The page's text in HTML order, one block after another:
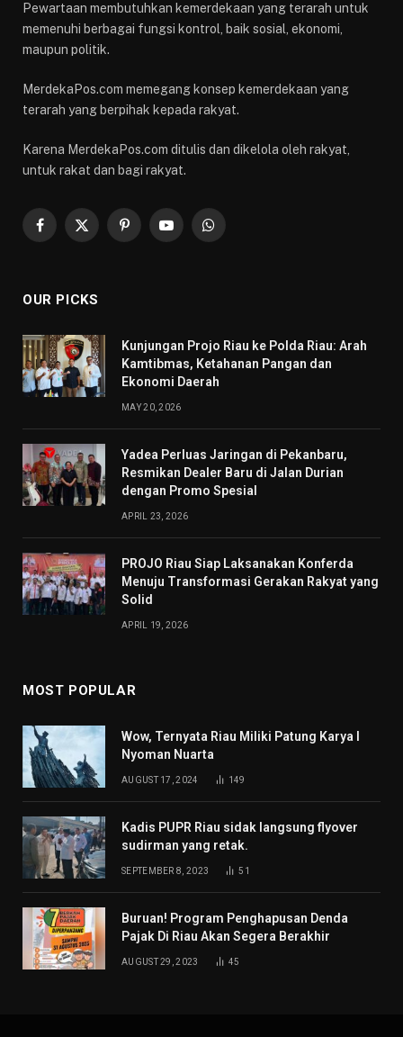
Pewartaan membutuhkan kemerdekaan yang terarah untuk
memenuhi berbagai fungsi kontrol, baik sosial, ekonomi,
maupun politik.
MerdekaPos.com memegang konsep kemerdekaan yang
terarah yang berpihak kepada rakyat.
Karena MerdekaPos.com ditulis dan dikelola oleh rakyat,
untuk rakat dan bagi rakyat.
Facebook
X
PinterestYouTubeWhatsApp
OUR PICKS
Kunjungan Projo Riau ke Polda Riau: Arah
Kamtibmas, Ketahanan Pangan dan
Ekonomi Daerah
MAY 20, 2026
Yadea Perluas Jaringan di Pekanbaru,
Resmikan Dealer Baru di Jalan Durian
dengan Promo Spesial
APRIL 23, 2026
PROJO Riau Siap Laksanakan Konferda
Menuju Transformasi Gerakan Rakyat yang
Solid
APRIL 19, 2026
MOST POPULAR
Wow, Ternyata Riau Miliki Patung Karya I
Nyoman Nuarta
AUGUST 17, 2024 149
Kadis PUPR Riau sidak langsung flyover
sudirman yang retak.
SEPTEMBER 8, 2023 51
Buruan! Program Penghapusan Denda
Pajak Di Riau Akan Segera Berakhir
AUGUST 29, 2023 45